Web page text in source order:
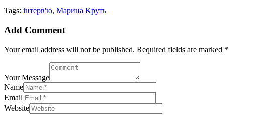
Tags: інтерв'ю, Марина Круть
Add Comment
Your email address will not be published. Required fields are marked *
Your Message
Name
Email
Website